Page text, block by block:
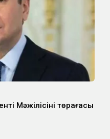
Мәжілісінің төрағасы